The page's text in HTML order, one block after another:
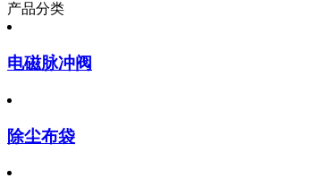
产品分类
电磁脉冲阀
除尘布袋